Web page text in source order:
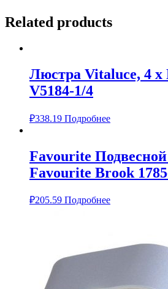
Related products
Люстра Vitaluce, 4 х
V5184-1/4
₽338.19 Подробнее
Favourite
Favourite Brook
₽205.59 Подробнее